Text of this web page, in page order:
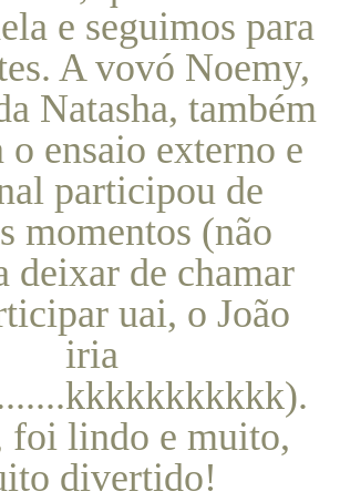
e seguimos para
A vovó Noemy,
Natasha, também
ensaio externo e
participou de
momentos (não
deixar de chamar
uai, o João
iria
foi lindo e muito,
divertido!